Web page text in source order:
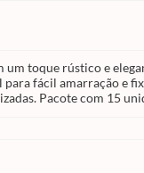
toque rústico e
fácil amarração e
Pacote com 15